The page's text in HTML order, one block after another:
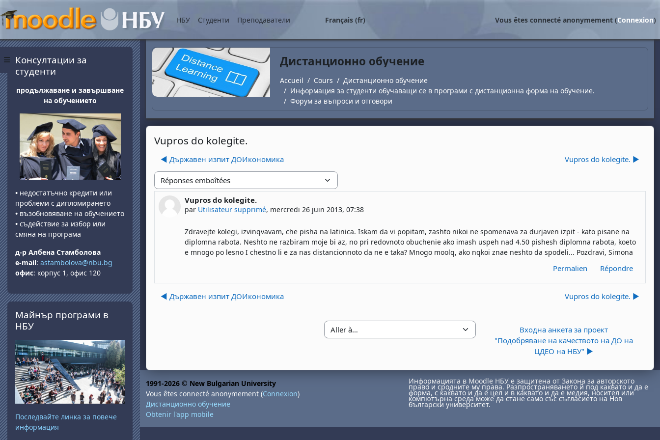
Panneau latéral
НБУ Студенти Преподаватели Français ‎(fr)‎ Vous êtes connecté anonymement (Connexion)
Дистанционно обучение
Accueil Cours
Дистанционно обучение
Информация за студенти обучаващи се в програми с дистанционна форма на обучение.
Форум за въпроси и отговори
Vupros do kolegite.
◀︎ Държавен изпит ДОИкономика Vupros do kolegite. ▶︎
Type d'affichage
Vupros do kolegite.
par Utilisateur supprimé, mercredi 26 juin 2013, 07:38
Nombre de réponses : 0
Zdravejte kolegi, izvinqvavam, che pisha na latinica. Iskam da vi popitam, zashto nikoi ne spomenava za durjaven izpit - kato pisane na
diplomna rabota. Neshto ne razbiram moje bi az, no pri redovnoto obuchenie ako imash uspeh nad 4.50 pishesh diplomna rabota, koeto
e mnogo po lesno I chestno li e za nas distancionnoto da ne e taka? Mnogo moolq, ako nqkoi znae neshto da spodeli... Pozdravi, Simona
Permalien Répondre
◀︎ Държавен изпит ДОИкономика Vupros do kolegite. ▶︎
Aller à…
Входна анкета за проект
"Подобряване на качеството на ДО на
ЦДЕО на НБУ" ▶︎
Blocs
Консултации за
студенти
продължаване и завършване
на обучението
• недостатъчно кредити или
проблеми с дипломирането
• възобновяване на обучението
• съдействие за избор или
смяна на програма
д-р Албена Стамболова
e-mail: astambolova@nbu.bg
офис: корпус 1, офис 120
Passer Майнър програми в НБУ
Майнър програми в
НБУ
Последвайте линка за повече
информация
Информацията в Moodle НБУ е защитена от Закона за авторското
право и сродните му права. Разпространяването й под каквато и да е
форма, с каквато и да е цел и в каквато и да е медия, носител или
компютърна среда може да стане само със съгласието на Нов
български университет.
1991-2026 © New Bulgarian University
Vous êtes connecté anonymement (Connexion)
Дистанционно обучение
Obtenir l'app mobile